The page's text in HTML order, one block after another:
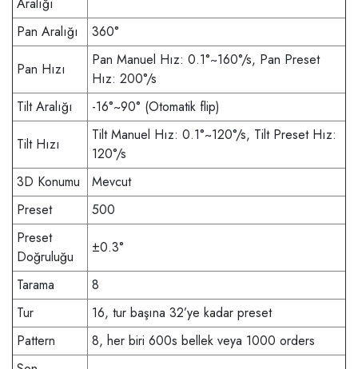
Pan Aralığı 360°
Pan Hızı
Pan Manuel Hız: 0.1°~160°/s, Pan Preset
Hız: 200°/s
Tilt Aralığı
-16°~90° (Otomatik flip)
Tilt Hızı
Tilt Manuel Hız: 0.1°~120°/s, Tilt Preset Hız:
120°/s
3D Konumu
Mevcut
Preset
500
Preset
Doğruluğu
±0.3°
Tarama
8
Tur
16, tur başına 32’ye kadar preset
Pattern
8, her biri 600s bellek veya 1000 orders